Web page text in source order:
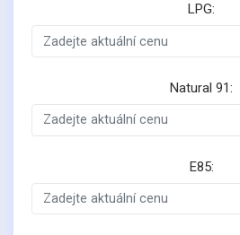
LPG:
Natural 91:
E85: